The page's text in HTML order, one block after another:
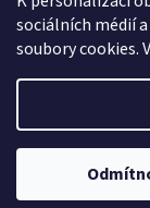
sociálních médií
soubory cookies.
Copyright 2026